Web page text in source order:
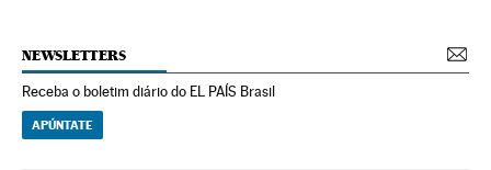
NEWSLETTERS
Receba o boletim diário do EL PAÍS Brasil
APÚNTATE